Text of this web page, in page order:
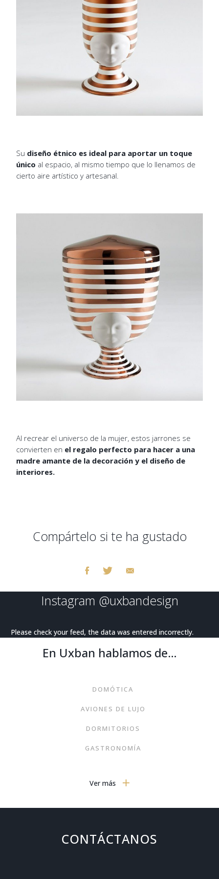
Su diseño étnico es ideal para aportar un toque
único al espacio, al mismo tiempo que lo llenamos de
cierto aire artístico y artesanal.
Al recrear el universo de la mujer, estos jarrones se
convierten en el regalo perfecto para hacer a una
madre amante de la decoración y el diseño de
interiores.
Compártelo si te ha gustado
Instagram @uxbandesign
Please check your feed, the data was entered incorrectly.
En Uxban hablamos de…
DOMÓTICA
AVIONES DE LUJO
DORMITORIOS
GASTRONOMÍA
TECNOLOGÍA
VIAJES
MODA
Ver más
CONTÁCTANOS